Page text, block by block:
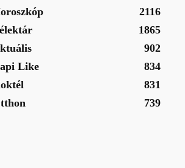
2116
1865
902
Like
834
831
739